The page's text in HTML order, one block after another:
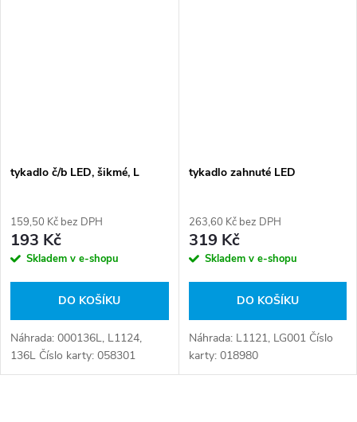
tykadlo č/b LED, šikmé, L
159,50 Kč bez DPH
193 Kč
Skladem v e-shopu
DO KOŠÍKU
Náhrada: 000136L, L1124,
136L Číslo karty: 058301
tykadlo zahnuté LED
263,60 Kč bez DPH
319 Kč
Skladem v e-shopu
DO KOŠÍKU
Náhrada: L1121, LG001 Číslo
karty: 018980